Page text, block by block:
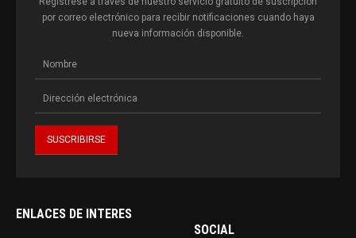
por correo electrónico para recibir notificaciones cuando haya
nueva información disponible.
ENLACES DE INTERES
SOCIAL